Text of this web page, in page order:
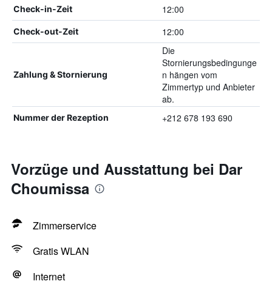
Check-in-Zeit 12:00
Check-out-Zeit 12:00
Zahlung & Stornierung
Die
Stornierungsbedingunge
n hängen vom
Zimmertyp und Anbieter
ab.
Nummer der Rezeption +212 678 193 690
Vorzüge und Ausstattung bei Dar
Choumissa
Zimmerservice
Gratis WLAN
Internet